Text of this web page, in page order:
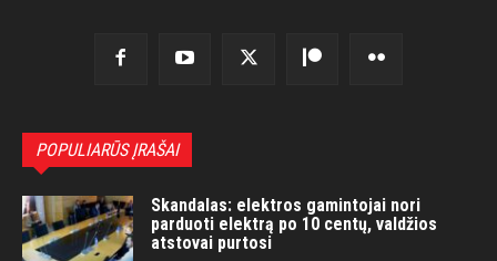
POPULIARŪS ĮRAŠAI
Skandalas: elektros gamintojai nori
parduoti elektrą po 10 centų, valdžios
atstovai purtosi